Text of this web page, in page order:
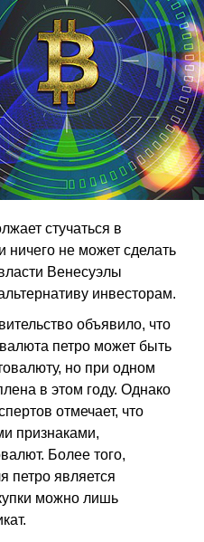
стучаться в
ничего не может сделать
Венесуэлы
инвесторам.
объявило, что
петро может быть
но при одном
в этом году. Однако
отмечает, что
признаками,
Более того,
петро является
можно лишь